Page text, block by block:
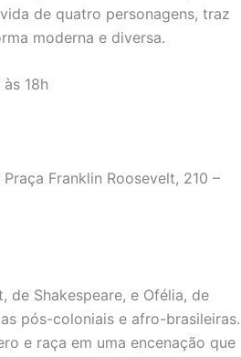
de quatro personagens, traz
moderna e diversa.
18h
Franklin Roosevelt, 210 –
de Shakespeare, e Ofélia, de
pós-coloniais e afro-brasileiras.
e raça em uma encenação que